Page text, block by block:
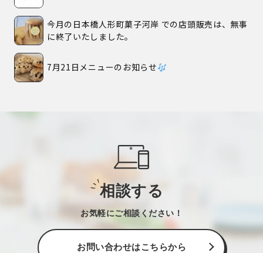
今月の日本橋人形町菓子河岸 での店頭販売は、無事
に終了いたしました。
7月21日メニューのお知らせ
相談する
お気軽にご相談ください！
お問い合わせはこちらから